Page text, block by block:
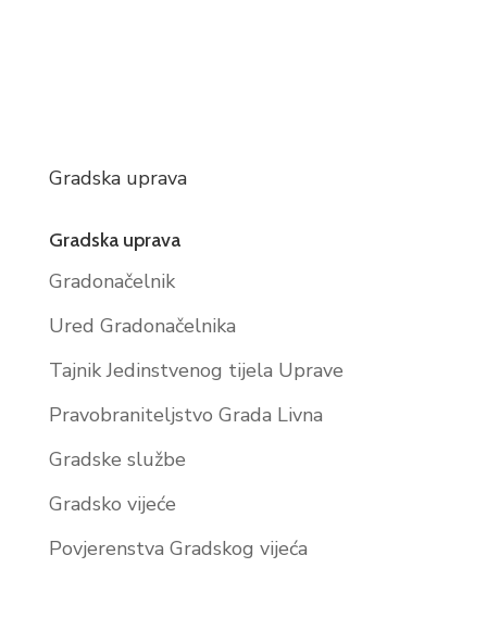
Gradska uprava
Gradska uprava
Gradonačelnik
Ured Gradonačelnika
Tajnik Jedinstvenog tijela Uprave
Pravobraniteljstvo Grada Livna
Gradske službe
Gradsko vijeće
Povjerenstva Gradskog vijeća